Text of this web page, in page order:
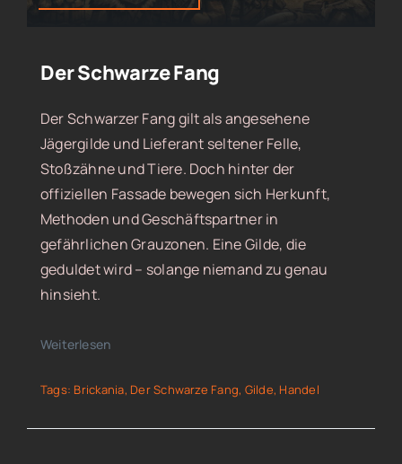
Der Schwarze Fang
Der Schwarzer Fang gilt als angesehene
Jägergilde und Lieferant seltener Felle,
Stoßzähne und Tiere. Doch hinter der
offiziellen Fassade bewegen sich Herkunft,
Methoden und Geschäftspartner in
gefährlichen Grauzonen. Eine Gilde, die
geduldet wird – solange niemand zu genau
hinsieht.
Weiterlesen
Tags: Brickania, Der Schwarze Fang, Gilde, Handel